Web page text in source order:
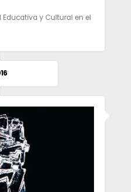
y Cultural en el